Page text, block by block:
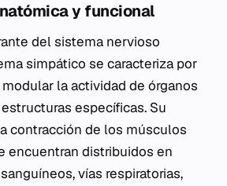
y funcional
del sistema nervioso
simpático se caracteriza por
la actividad de órganos
específicas. Su
contracción de los músculos
encuentran distribuidos en
vías respiratorias,